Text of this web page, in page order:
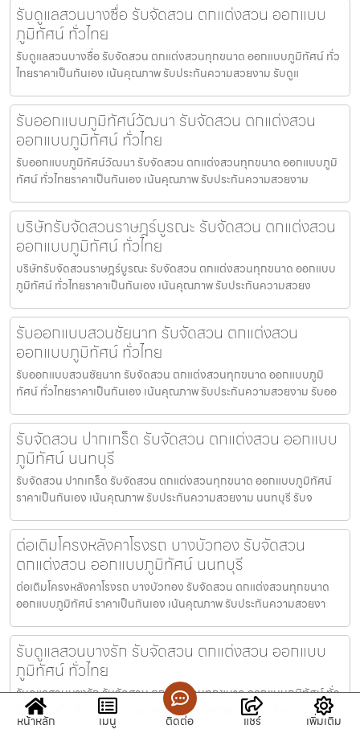
รับดูแลสวนบางซื่อ รับจัดสวน ตกแต่งสวน ออกแบบ
ภูมิทัศน์ ทั่วไทย
รับดูแลสวนบางซื่อ รับจัดสวน ตกแต่งสวนทุกขนาด ออกแบบภูมิทัศน์ ทั่ว
ไทยราคาเป็นกันเอง เน้นคุณภาพ รับประกันความสวยงาม รับดูแ
รับออกแบบภูมิทัศน์วัฒนา รับจัดสวน ตกแต่งสวน
ออกแบบภูมิทัศน์ ทั่วไทย
รับออกแบบภูมิทัศน์วัฒนา รับจัดสวน ตกแต่งสวนทุกขนาด ออกแบบภูมิ
ทัศน์ ทั่วไทยราคาเป็นกันเอง เน้นคุณภาพ รับประกันความสวยงาม
บริษัทรับจัดสวนราษฎร์บูรณะ รับจัดสวน ตกแต่งสวน
ออกแบบภูมิทัศน์ ทั่วไทย
บริษัทรับจัดสวนราษฎร์บูรณะ รับจัดสวน ตกแต่งสวนทุกขนาด ออกแบบ
ภูมิทัศน์ ทั่วไทยราคาเป็นกันเอง เน้นคุณภาพ รับประกันความสวยง
รับออกแบบสวนชัยนาท รับจัดสวน ตกแต่งสวน
ออกแบบภูมิทัศน์ ทั่วไทย
รับออกแบบสวนชัยนาท รับจัดสวน ตกแต่งสวนทุกขนาด ออกแบบภูมิ
ทัศน์ ทั่วไทยราคาเป็นกันเอง เน้นคุณภาพ รับประกันความสวยงาม รับออ
รับจัดสวน ปากเกร็ด รับจัดสวน ตกแต่งสวน ออกแบบ
ภูมิทัศน์ นนทบุรี
รับจัดสวน ปากเกร็ด รับจัดสวน ตกแต่งสวนทุกขนาด ออกแบบภูมิทัศน์
ราคาเป็นกันเอง เน้นคุณภาพ รับประกันความสวยงาม นนทบุรี รับจ
ต่อเติมโครงหลังคาโรงรถ บางบัวทอง รับจัดสวน
ตกแต่งสวน ออกแบบภูมิทัศน์ นนทบุรี
ต่อเติมโครงหลังคาโรงรถ บางบัวทอง รับจัดสวน ตกแต่งสวนทุกขนาด
ออกแบบภูมิทัศน์ ราคาเป็นกันเอง เน้นคุณภาพ รับประกันความสวยงา
รับดูแลสวนบางรัก รับจัดสวน ตกแต่งสวน ออกแบบ
ภูมิทัศน์ ทั่วไทย
รับดูแลสวนบางรัก รับจัดสวน ตกแต่งสวนทุกขนาด ออกแบบภูมิทัศน์ ทั่ว
ไทยราคาเป็นกันเอง เน้นคุณภาพ รับประกันความสวยงาม รับดูแล
หน้าหลัก เมนู ติดต่อ แชร์ เพิ่มเติม